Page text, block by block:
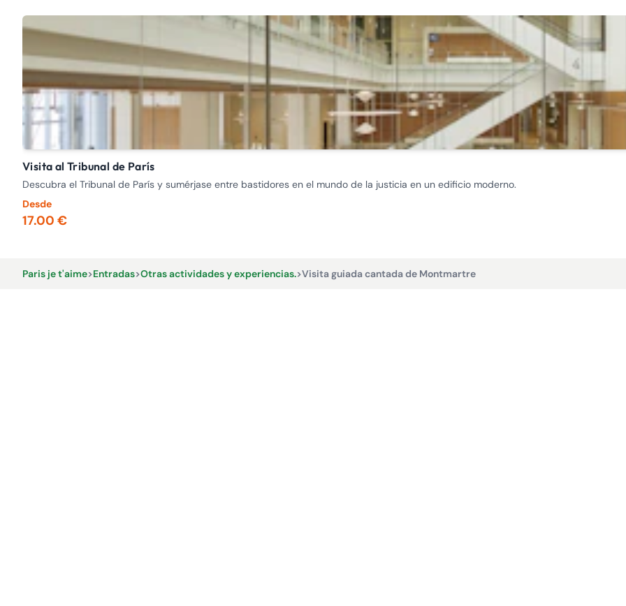
Visita al Tribunal de París
Descubra el Tribunal de París y sumérjase entre bastidores en el mundo de la justicia en un edificio moderno.
Desde
17.00 €
Paris je t'aime>Entradas>Otras actividades y experiencias.>Visita guiada cantada de Montmartre